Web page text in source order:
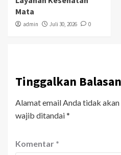
Mata
admin Juli 30, 2026 0
Tinggalkan Balasan
Alamat email Anda tidak
wajib ditandai*
Komentar *